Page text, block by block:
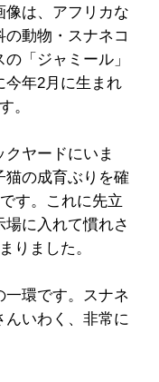
像は、アフリカな
動物・スナネコ
「ジャミール」
今年2月に生まれ
。
ヤードにいま
猫の成育ぶりを確
す。これに先立
に入れて慣れさ
りました。
一環です。スナネ
んいわく、非常に